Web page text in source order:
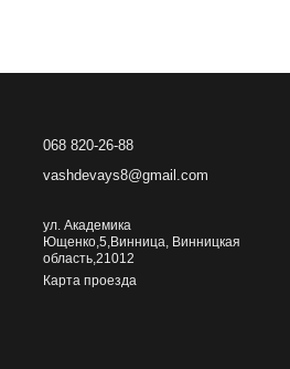
068 820-26-88
vashdevays8@gmail.com
ул. Академика
Ющенко,5,Винница, Винницкая
область,21012
Карта проезда